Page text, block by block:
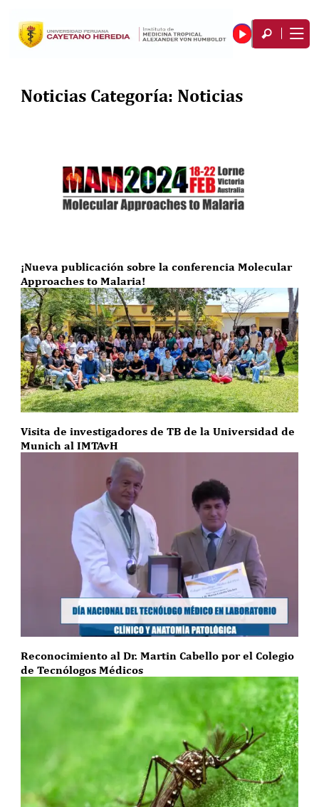
Noticias Categoría: Noticias
¡Nueva publicación sobre la conferencia Molecular
Approaches to Malaria!
Visita de investigadores de TB de la Universidad de
Munich al IMTAvH
Reconocimiento al Dr. Martin Cabello por el Colegio
de Tecnólogos Médicos